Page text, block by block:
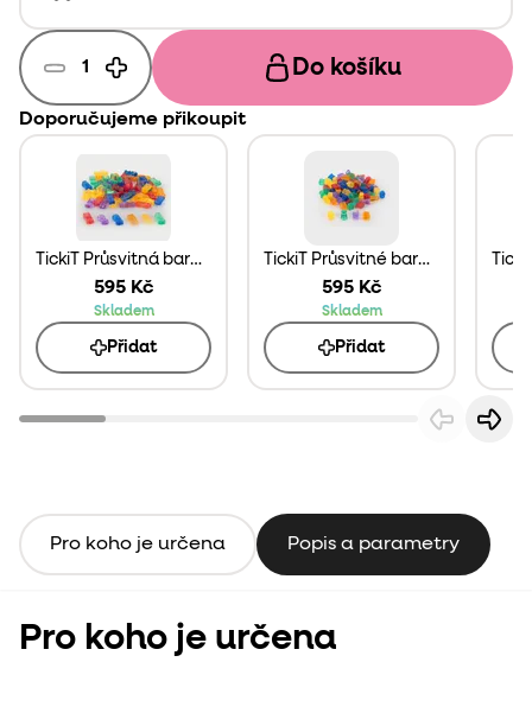
Do košíku
Doporučujeme přikoupit
TickiT Průsvitná barevná auta 72ks
595 Kč
Skladem
Přidat
TickiT Průsvitné barevné domečky 72ks
595 Kč
Skladem
Přidat
Pro koho je určena Popis a parametry
Pro koho je určena